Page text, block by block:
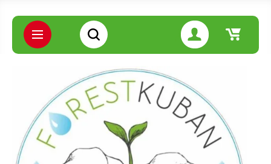
Цена (руб.):
Название: